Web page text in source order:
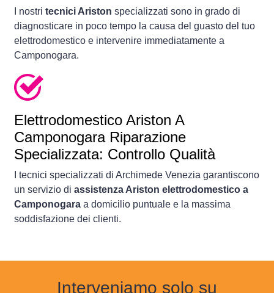
I nostri tecnici Ariston specializzati sono in grado di
diagnosticare in poco tempo la causa del guasto del tuo
elettrodomestico e intervenire immediatamente a
Camponogara.
Elettrodomestico Ariston A
Camponogara Riparazione
Specializzata: Controllo Qualità
I tecnici specializzati di Archimede Venezia garantiscono
un servizio di assistenza Ariston elettrodomestico a
Camponogara a domicilio puntuale e la massima
soddisfazione dei clienti.
Interveniamo solo su